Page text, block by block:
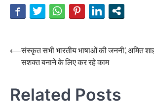
Post
navigation
⟵संस्कृत सभी भारतीय भाषाओं की जननी’, अमित
सशक्त बनाने के लिए कर रहे काम
Related Posts